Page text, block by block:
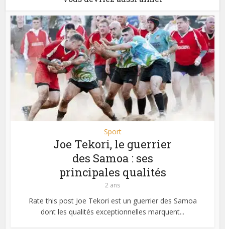
Sport
Joe Tekori, le guerrier
des Samoa : ses
principales qualités
2 ans
Rate this post Joe Tekori est un guerrier des Samoa
dont les qualités exceptionnelles marquent...